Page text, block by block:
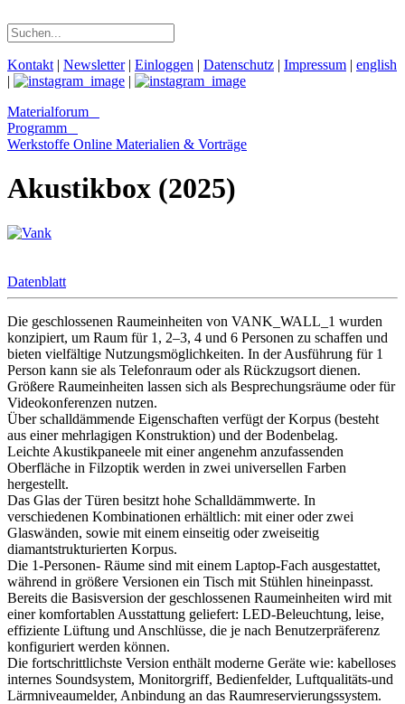
Kontakt | Newsletter| Einloggen | Datenschutz | Impressum | english
|
|
Materialforum
Programm
Werkstoffe Online Materialien & Vorträge
Akustikbox (2025)
Datenblatt
Die geschlossenen Raumeinheiten von VANK_WALL_1 wurden
konzipiert, um Raum für 1, 2–3, 4 und 6 Personen zu schaffen und
bieten vielfältige Nutzungsmöglichkeiten. In der Ausführung für 1
Person kann sie als Telefonraum oder als Rückzugsort dienen.
Größere Raumeinheiten lassen sich als Besprechungsräume oder für
Videokonferenzen nutzen.
Über schalldämmende Eigenschaften verfügt der Korpus (besteht
aus einer mehrlagigen Konstruktion) und der Bodenbelag.
Leichte Akustikpaneele mit einer angenehm anzufassenden
Oberfläche in Filzoptik werden in zwei universellen Farben
hergestellt.
Das Glas der Türen besitzt hohe Schalldämmwerte. In
verschiedenen Kombinationen erhältlich: mit einer oder zwei
Glaswänden, sowie mit einem einseitig oder zweiseitig
diamantstrukturierten Korpus.
Die 1-Personen- Räume sind mit einem Laptop-Fach ausgestattet,
während in größere Versionen ein Tisch mit Stühlen hineinpasst.
Bereits die Basisversion der geschlossenen Raumeinheiten wird mit
einer komfortablen Ausstattung geliefert: LED-Beleuchtung, leise,
effiziente Lüftung und Anschlüsse, die je nach Benutzerpräferenz
konfiguriert werden können.
Die fortschrittlichste Version enthält moderne Geräte wie: kabelloses
internes Soundsystem, Monitorgriff, Bedienfelder, Luftqualitäts-und
Lärmniveaumelder, Anbindung an das Raumreservierungssystem.